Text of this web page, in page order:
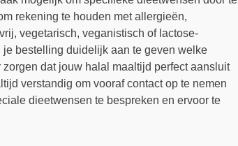
rekening te houden met allergieën,
vegetarisch, veganistisch of lactose-
bestelling duidelijk aan te geven welke
dat jouw halal maaltijd perfect aansluit
verstandig om vooraf contact op te nemen
dieetwensen te bespreken en ervoor te